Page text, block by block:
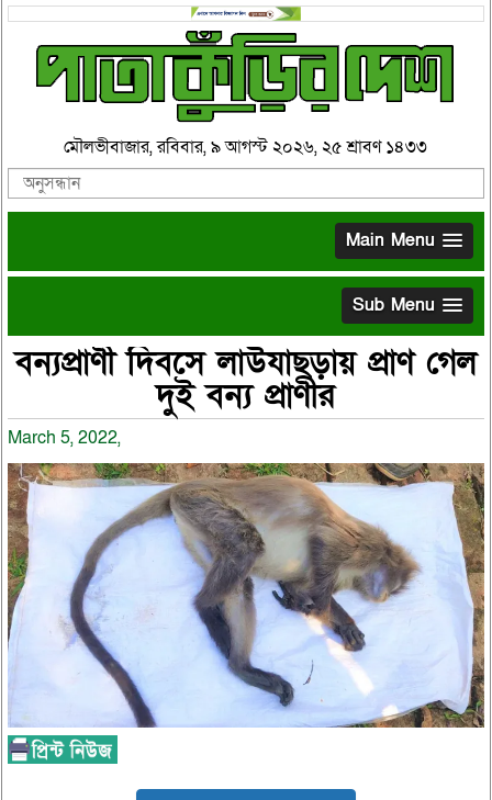
মৌলভীবাজার, রবিবার, ৯ আগস্ট ২০২৬, ২৫ শ্রাবণ ১৪৩৩
Main Menu
Sub Menu
বন্যপ্রাণী দিবসে লাউযাছড়ায় প্রাণ গেল
দুই বন্য প্রাণীর
March 5, 2022,